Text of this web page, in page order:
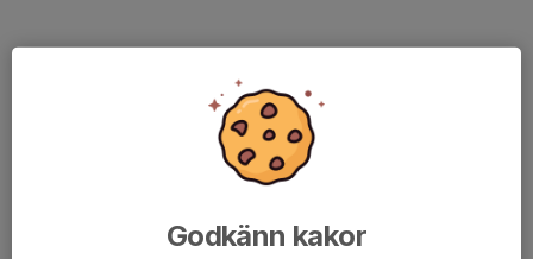
Godkänn kakor